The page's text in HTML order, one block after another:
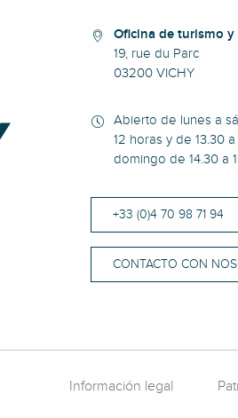
Oficina de turismo y
19, rue du Parc
03200 VICHY
Abierto de lunes a
12 horas y de 13.30
domingo de 14.30 a
+33 (0)4 70 98 71 94
CONTACTO CON
Información legal